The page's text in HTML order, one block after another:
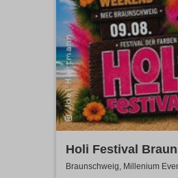
Holi Festival
Braunschweig, Millenium